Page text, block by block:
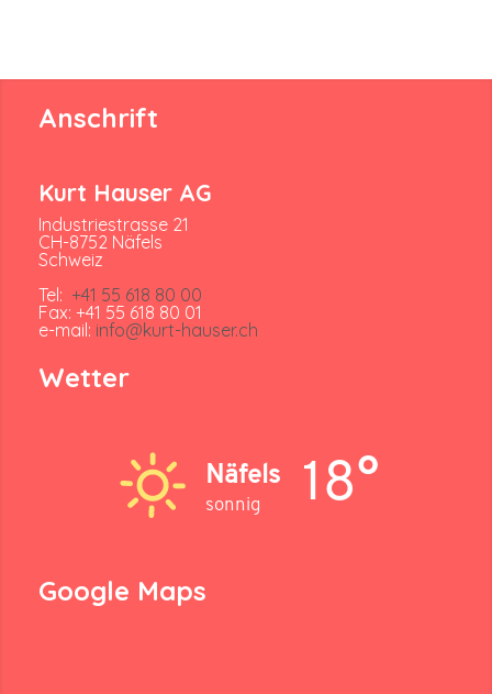
Anschrift
Kurt Hauser AG
Industriestrasse 21
CH-8752 Näfels
Schweiz
Tel: +41 55 618 80 00
Fax: +41 55 618 80 01
e-mail: info@kurt-hauser.ch
Wetter
Näfels
sonnig 18°
Google Maps